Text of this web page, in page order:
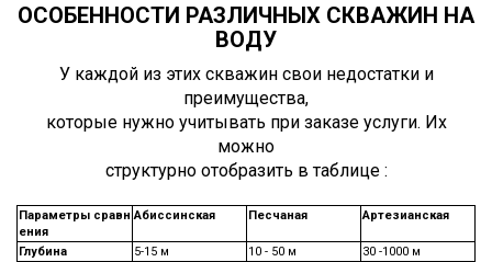
ОСОБЕННОСТИ РАЗЛИЧНЫХ СКВАЖИН НА
ВОДУ
У каждой из этих скважин свои недостатки и
преимущества,
которые нужно учитывать при заказе услуги. Их
можно
структурно отобразить в таблице :
Параметры сравн
ения
Абиссинская Песчаная Артезианская
Глубина 5-15 м 10 - 50 м
30 -1000 м